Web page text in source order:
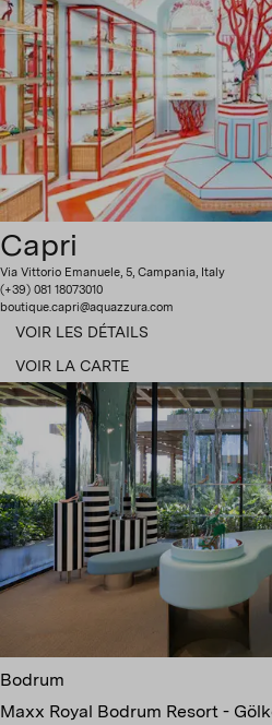
Capri
Via Vittorio Emanuele, 5, Campania, Italy
(+39) 081 18073010
boutique.capri@aquazzura.com
VOIR LES DÉTAILS
VOIR LA CARTE
Bodrum
Maxx Royal Bodrum Resort -